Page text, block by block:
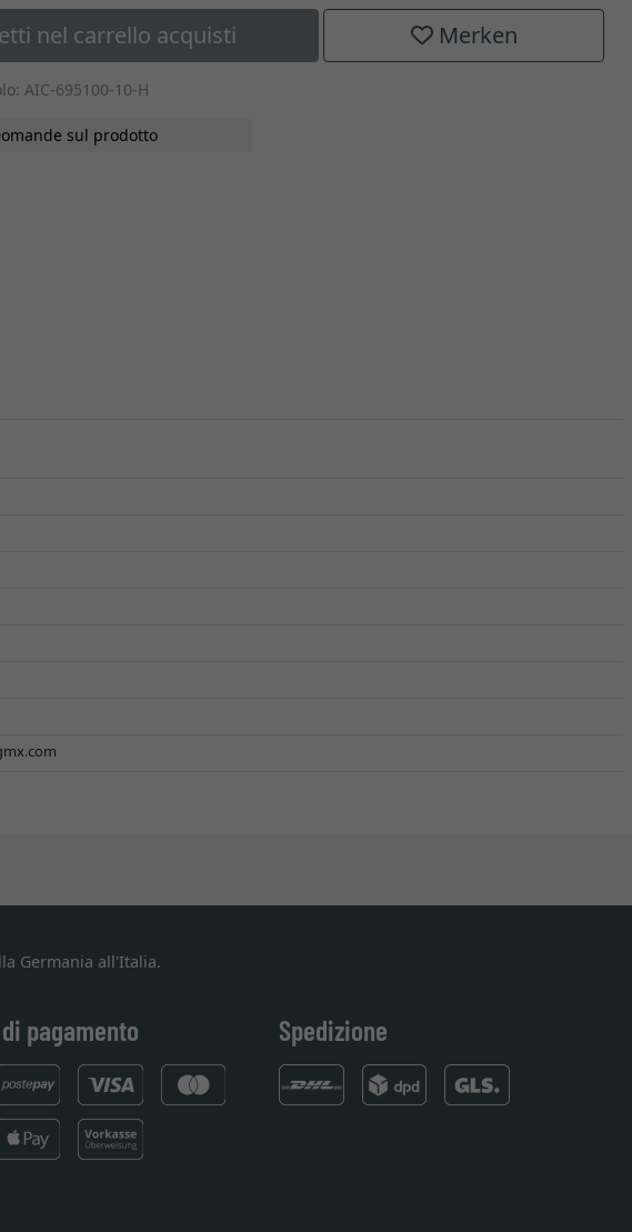
nel carrello acquisti Merken
AIC-695100-10-H
sul prodotto
Germania all'Italia.
pagamento Spedizione